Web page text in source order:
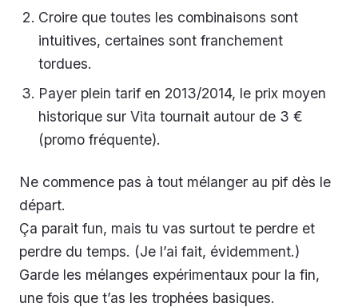
Croire que toutes les combinaisons sont
intuitives, certaines sont franchement
tordues.
Payer plein tarif en 2013/2014, le prix moyen
historique sur Vita tournait autour de 3 €
(promo fréquente).
Ne commence pas à tout mélanger au pif dès le
départ.
Ça parait fun, mais tu vas surtout te perdre et
perdre du temps. (Je l’ai fait, évidemment.)
Garde les mélanges expérimentaux pour la fin,
une fois que t’as les trophées basiques.